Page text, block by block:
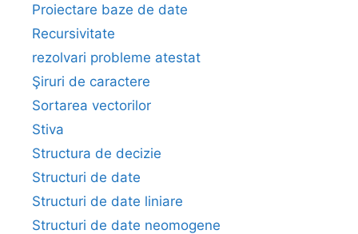
Proiectare baze de date
Recursivitate
rezolvari probleme atestat
Şiruri de caractere
Sortarea vectorilor
Stiva
Structura de decizie
Structuri de date
Structuri de date liniare
Structuri de date neomogene